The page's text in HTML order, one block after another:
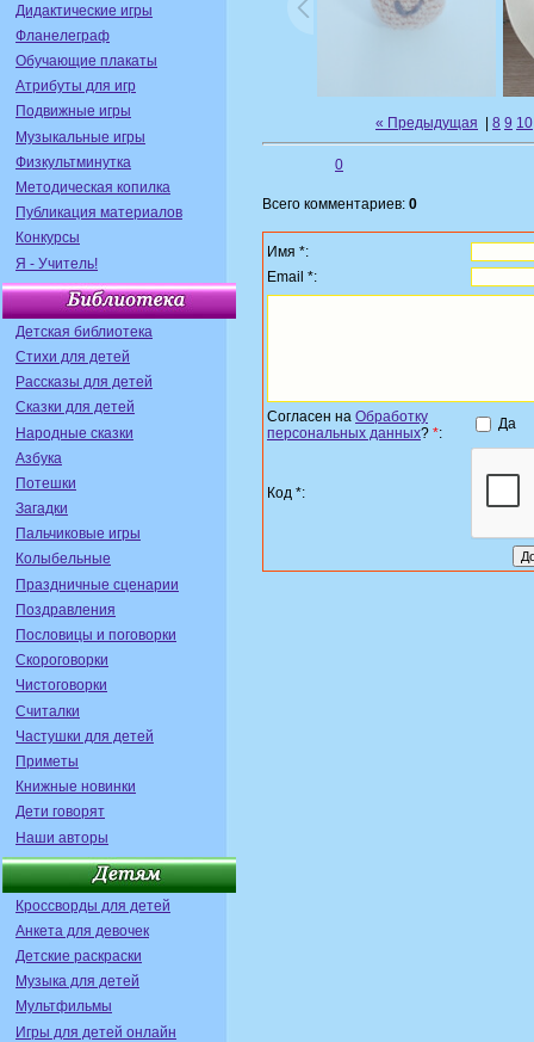
Дидактические игры
Фланелеграф
Обучающие плакаты
Атрибуты для игр
Подвижные игры
Музыкальные игры
Физкультминутка
Методическая копилка
Публикация материалов
Конкурсы
Я - Учитель!
Детская библиотека
Стихи для детей
Рассказы для детей
Сказки для детей
Народные сказки
Азбука
Потешки
Загадки
Пальчиковые игры
Колыбельные
Праздничные сценарии
Поздравления
Пословицы и поговорки
Скороговорки
Чистоговорки
Считалки
Частушки для детей
Приметы
Книжные новинки
Дети говорят
Наши авторы
Кроссворды для детей
Анкета для девочек
Детские раскраски
Музыка для детей
Мультфильмы
Игры для детей онлайн
« Предыдущая 8 9 10
0
Всего комментариев: 0
Имя *:
Email *:
Согласен на Обработку
персональных данных? *:
Да
Код *: